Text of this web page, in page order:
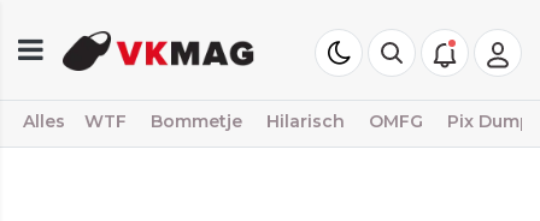
Alles WTF Bommetje Hilarisch OMFG Pix Dump